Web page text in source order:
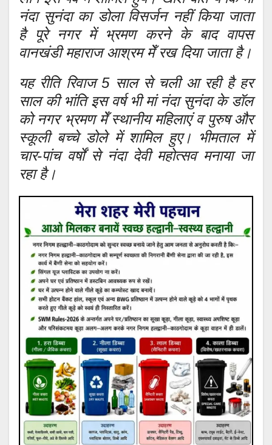
नंदा सुनंदा का डोला विसर्जन नहीं किया जाता
है पूरे नगर में भ्रमण करने के बाद वापस
वानखंडी महाराज आश्रम मेँ रख दिया जाता है।
यह रीति रिवाज 5 साल से चली आ रही है हर
साल की भांति इस वर्ष भी मां नंदा सुनंदा के डॉल
को नगर भ्रमण मेँ स्थानीय महिलाएं व पुरुष और
स्कूली बच्चे डोले में शामिल हुए। भीमताल में
चार-पांच वर्षों से नंदा देवी महोत्सव मनाया जा
रहा है।